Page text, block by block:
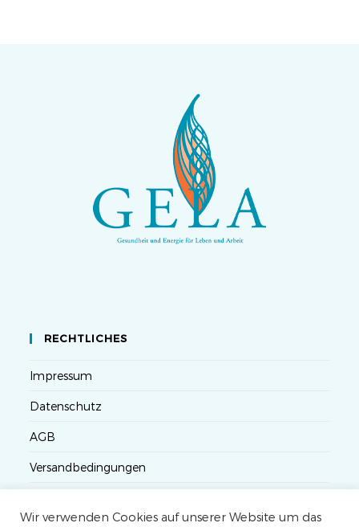
RECHTLICHES
Impressum
Datenschutz
AGB
Versandbedingungen
Wir verwenden Cookies auf unserer Website um das